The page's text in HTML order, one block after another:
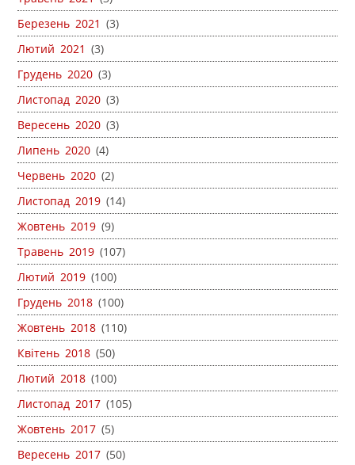
Березень 2021 (3)
Лютий 2021 (3)
Грудень 2020 (3)
Листопад 2020 (3)
Вересень 2020 (3)
Липень 2020 (4)
Червень 2020 (2)
Листопад 2019 (14)
Жовтень 2019 (9)
Травень 2019 (107)
Лютий 2019 (100)
Грудень 2018 (100)
Жовтень 2018 (110)
Квітень 2018 (50)
Лютий 2018 (100)
Листопад 2017 (105)
Жовтень 2017 (5)
Вересень 2017 (50)